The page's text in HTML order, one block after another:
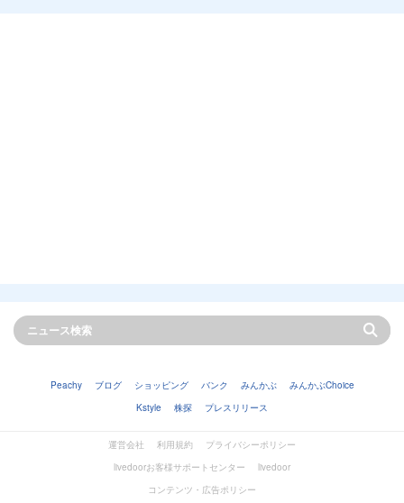
Peachy ブログ ショッピング バンク みんかぶ
みんかぶChoice
Kstyle
株探 プレスリリース
運営会社 利用規約
プライバシーポリシー
livedoorお客様サポートセンター
livedoor
コンテンツ・広告ポリシー